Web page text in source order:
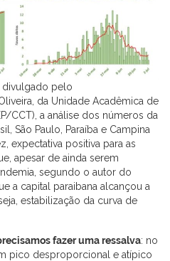
divulgado pelo
da Unidade Acadêmica de
CCT), a análise dos números da
São Paulo, Paraíba e Campina
expectativa positiva para as
apesar de ainda serem
segundo o autor do
a capital paraibana alcançou a
estabilização da curva de
fazer uma ressalva: no
pico desproporcional e atípico